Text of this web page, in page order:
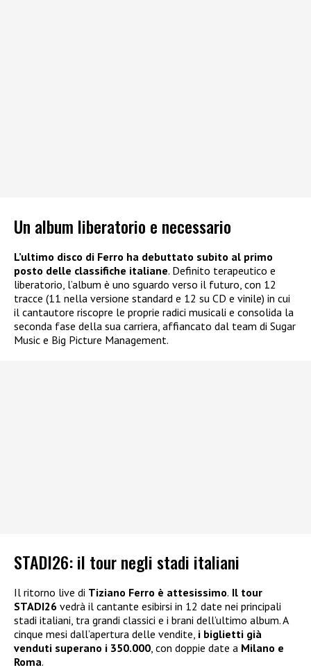
Un album liberatorio e necessario
L’ultimo disco di Ferro ha debuttato subito al primo
posto delle classifiche italiane. Definito terapeutico e
liberatorio, l’album è uno sguardo verso il futuro, con 12
tracce (11 nella versione standard e 12 su CD e vinile) in cui
il cantautore riscopre le proprie radici musicali e consolida la
seconda fase della sua carriera, affiancato dal team di Sugar
Music e Big Picture Management.
STADI26: il tour negli stadi italiani
Il ritorno live di Tiziano Ferro è attesissimo. Il tour
STADI26 vedrà il cantante esibirsi in 12 date nei principali
stadi italiani, tra grandi classici e i brani dell’ultimo album. A
cinque mesi dall’apertura delle vendite, i biglietti già
venduti superano i 350.000, con doppie date a Milano e
Roma.